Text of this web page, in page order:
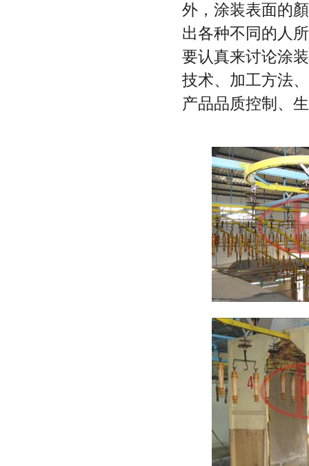
外，涂装表面的
出各种不同的人
要认真来讨论涂
技术、加工方法
产品品质控制、